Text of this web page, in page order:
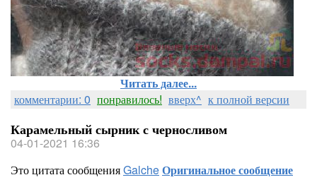
Читать далее...
комментарии: 0 понравилось! вверх^ к полной версии
Карамельный сырник с черносливом
04-01-2021 16:36
Это цитата сообщенияGalcheОригинальное сообщение